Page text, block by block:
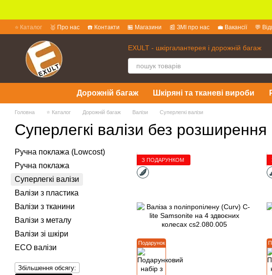
⭐ Каталог 🥇 Про нас ☎️ Контакти 🏪 Магазини 📰 ЗМІ про нас 💼 Вакансії 💬
EXULT - шкіргалантерея і дорожній багаж
Дорожній багаж Шкіряні та тканеві вироби
Головна ⭐ Каталог Дорожній багаж Валізи Суперлегкі валізи
Суперлегкі валізи без розширення
Подарунок
З ПОДАРУНКОМ
Ручна поклажа (Lowcost)
Ручна поклажа
Суперлегкі валізи
Валізи з пластика
Валізи з тканини
Валізи з металу
Валізи зі шкіри
ECO валізи
Збільшення обсягу: